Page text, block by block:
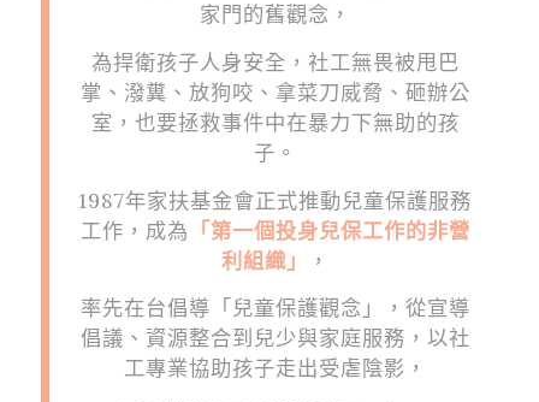
家門的舊觀念，
為捍衛孩子人身安全，社工無畏被甩巴
掌、潑糞、放狗咬、拿菜刀威脅、砸辦公
室，也要拯救事件中在暴力下無助的孩
子。
1987年家扶基金會正式推動兒童保護服務
工作，成為 「第一個投身兒保工作的非營
利組織」
，
率先在台倡導「兒童保護觀念」，從宣導
倡議、資源整合到兒少與家庭服務，以社
工專業協助孩子走出受虐陰影，